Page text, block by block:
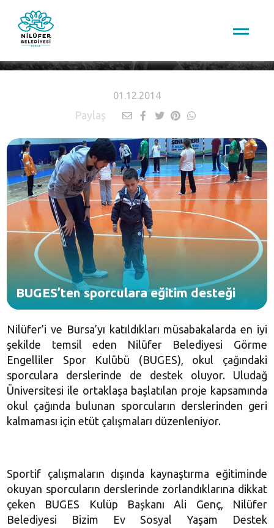
01.12.2014
Paylaş
BUGES’ten sporculara eğitim desteği
Nilüfer’i ve Bursa’yı katıldıkları müsabakalarda en iyi
şekilde temsil eden Nilüfer Belediyesi Görme
Engelliler Spor Kulübü (BUGES), okul çağındaki
sporculara derslerinde de destek oluyor. Uludağ
Üniversitesi ile ortaklaşa başlatılan proje kapsamında
okul çağında bulunan sporcuların derslerinden geri
kalmaması için etüt çalışmaları düzenleniyor.
Sportif çalışmaların dışında kaynaştırma eğitiminde
okuyan sporcuların derslerinde zorlandıklarına dikkat
çeken BUGES Kulüp Başkanı Ali Genç, Nilüfer
Belediyesi Bizim Ev Sosyal Yaşam Destek